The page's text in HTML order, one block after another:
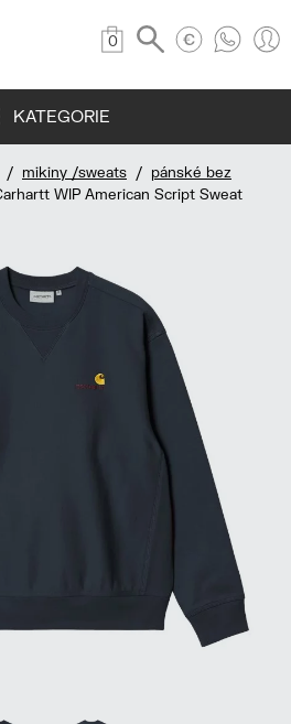
0
KATEGORIE
/ mikiny /sweats / pánské bez
WIP American Script Sweat